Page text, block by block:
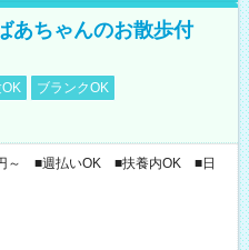
あちゃんのお散歩付
ブランクOK
～ ■週払いOK ■扶養内OK ■日